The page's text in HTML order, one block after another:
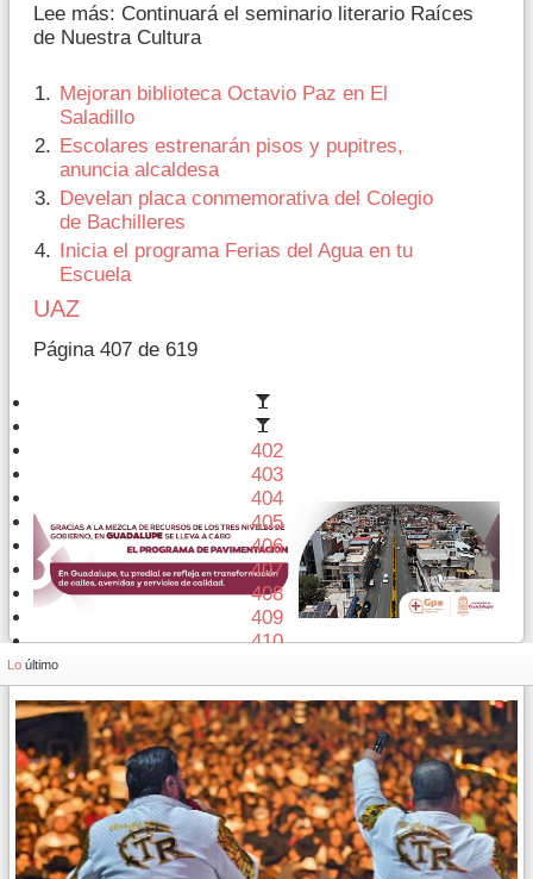
Lee más: Continuará el seminario literario Raíces
de Nuestra Cultura
Mejoran biblioteca Octavio Paz en El
Saladillo
Escolares estrenarán pisos y pupitres,
anuncia alcaldesa
Develan placa conmemorativa del Colegio
de Bachilleres
Inicia el programa Ferias del Agua en tu
Escuela
UAZ
Página 407 de 619
402
403
404
405
406
407
408
409
410
Lo último